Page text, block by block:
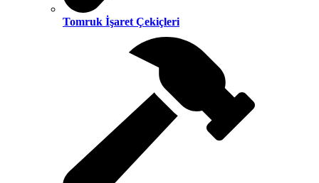
Tomruk İşaret Çekiçleri